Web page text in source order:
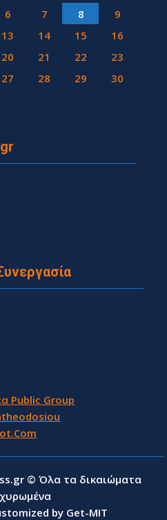
6 7 8
9
13 14 15
16
20 21 22
23
27 28 29
30
Public Group
© Όλα τα δικαιώματα
by Get-MIT